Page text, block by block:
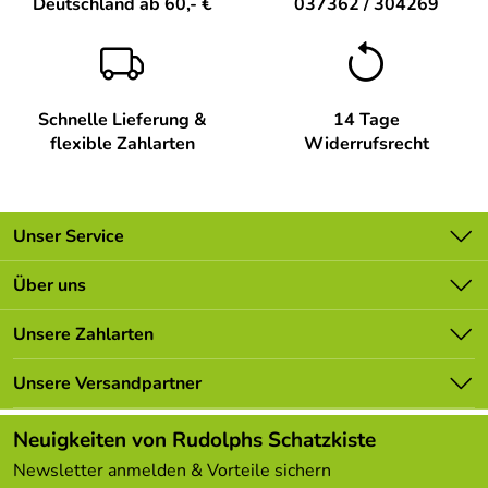
Hersteller: WEIGLA e.K., Deutschkatharinenberg 23 D -
09548 Deutschneudorf, info@weigla.de
Deutschkatharinenberg 23 D - 09548 Deutschneudorf,
Schnelle Lieferung &
flexible Zahlarten
14 Tage
Widerrufsrecht
Unser Service
Kontakt
Batterieverordnung
Newsletter
Lieferbedingungen
Kundenlogin
Über uns
Unsere Bestseller
Marken
Neu
Angebote
Kundenbewertungen (308)
Unsere Zahlarten
Unsere Versandpartner
Neuigkeiten von Rudolphs Schatzkiste
Newsletter anmelden & Vorteile sichern